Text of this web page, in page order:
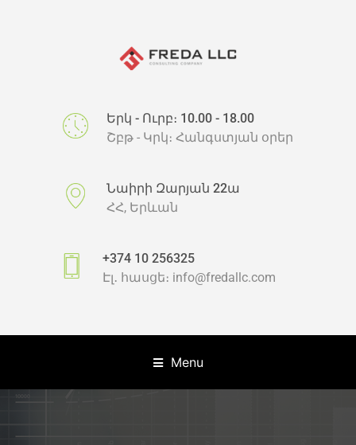
Երկ - Ուրբ։ 10.00 - 18.00
Շբթ - Կրկ։ Հանգստյան օրեր
Նաիրի Զարյան 22ա
ՀՀ, Երևան
+374 10 256325
Էլ․ հասցե։ info@fredallc.com
Menu